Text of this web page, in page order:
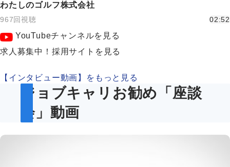
わたしのゴルフ株式会社
967回視聴 02:52
YouTubeチャンネルを見る
求人募集中！採用サイトを見る
【インタビュー動画】をもっと見る
ジョブキャリお勧め「座談
会」動画